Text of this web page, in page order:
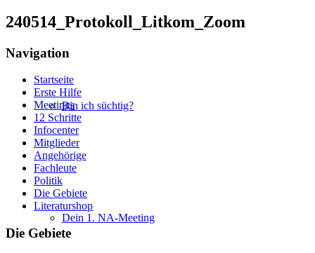
Bin ich süchtig?
Dein 1. NA-Meeting
240514_Protokoll_Litkom_Zoom
Navigation
Startseite
Erste Hilfe
Meetings
12 Schritte
Infocenter
Mitglieder
Angehörige
Fachleute
Politik
Die Gebiete
Literaturshop
Die Gebiete